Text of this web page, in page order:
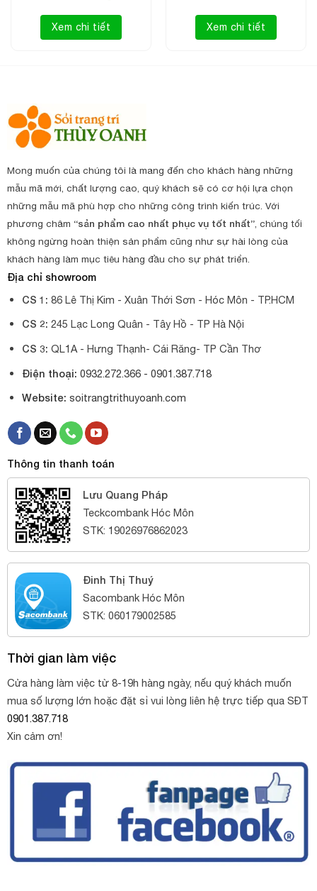
Xem chi tiết Xem chi tiết
Mong muốn của chúng tôi là mang đến cho khách hàng những
mẫu mã mới, chất lượng cao, quý khách sẽ có cơ hội lựa chọn
những mẫu mã phù hợp cho những công trình kiến trúc. Với
phương châm “sản phẩm cao nhất phục vụ tốt nhất”, chúng tối
không ngừng hoàn thiện sản phẩm cũng như sự hài lòng của
khách hàng làm mục tiêu hàng đầu cho sự phát triển.
Địa chỉ showroom
CS 1: 86 Lê Thị Kim - Xuân Thới Sơn - Hóc Môn - TP.HCM
CS 2: 245 Lạc Long Quân - Tây Hồ - TP Hà Nội
CS 3: QL1A - Hưng Thạnh- Cái Răng- TP Cần Thơ
Điện thoại: 0932.272.366 - 0901.387.718
Website: soitrangtrithuyoanh.com
Thông tin thanh toán
Lưu Quang Pháp
Teckcombank Hóc Môn
STK: 19026976862023
Đinh Thị Thuý
Sacombank Hóc Môn
STK: 060179002585
Thời gian làm việc
Cửa hàng làm việc từ 8-19h hàng ngày, nếu quý khách muốn
mua số lượng lớn hoặc đặt sỉ vui lòng liên hệ trực tiếp qua SĐT
0901.387.718
Xin cảm ơn!